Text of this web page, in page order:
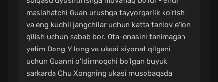
maslahatchi Guan urushga tayyorgarlik ko'rish
va eng kuchli jangchilar uchun katta tanlov e'lon
qilish uchun sabab bor. Ota-onasini tanimagan
yetim Dong Yilong va ukasi xiyonat qilgani
uchun Guanni o'ldirmoqchi bo'lgan buyuk
sarkarda Chu Xongning ukasi musobaqada